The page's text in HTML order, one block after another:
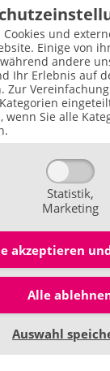
und
Einige von
andere
Ihr Erlebnis auf
Zur
wenn Sie alle
Statistik,
Marketing
akzeptieren
Alle
Auswahl
durch
von BaBlü
Verarbeitung
Standorte